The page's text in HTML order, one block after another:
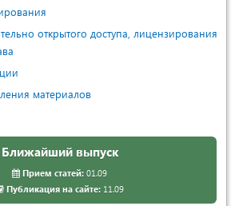
открытого доступа, лицензирования
материалов
Ближайший выпуск
Прием статей: 01.09
Публикация на сайте:11.09